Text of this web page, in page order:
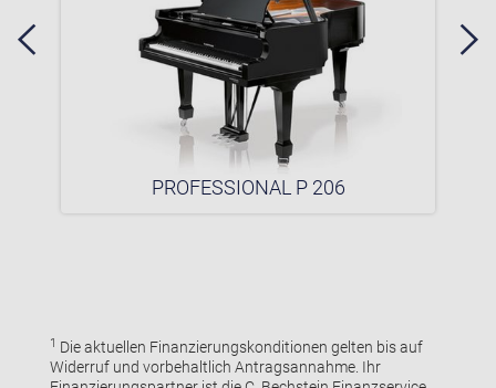
PROFESSIONAL P 206
1 Die aktuellen Finanzierungskonditionen gelten bis auf
Widerruf und vorbehaltlich Antragsannahme. Ihr